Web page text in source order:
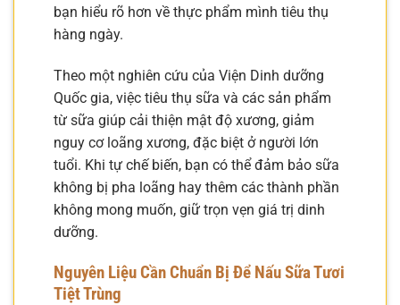
bạn hiểu rõ hơn về thực phẩm mình tiêu thụ
hàng ngày.
Theo một nghiên cứu của Viện Dinh dưỡng
Quốc gia, việc tiêu thụ sữa và các sản phẩm
từ sữa giúp cải thiện mật độ xương, giảm
nguy cơ loãng xương, đặc biệt ở người lớn
tuổi. Khi tự chế biến, bạn có thể đảm bảo sữa
không bị pha loãng hay thêm các thành phần
không mong muốn, giữ trọn vẹn giá trị dinh
dưỡng.
Nguyên Liệu Cần Chuẩn Bị Để Nấu Sữa Tươi
Tiệt Trùng